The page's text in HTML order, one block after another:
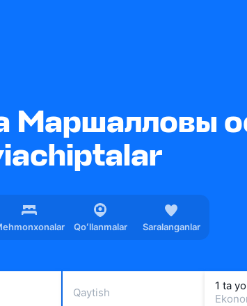
Маршалловы
Qoʻllanmalar Saralanganlar
Qaytish
1 ta